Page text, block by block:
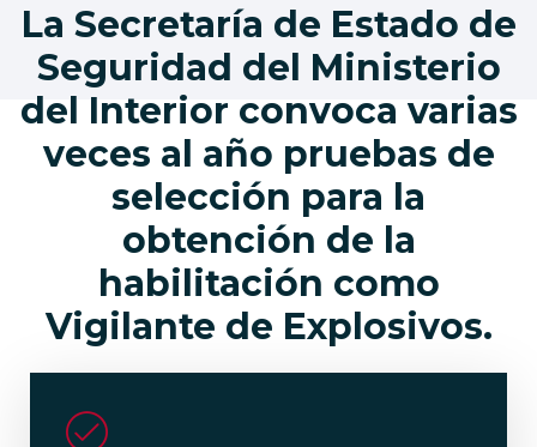
La Secretaría de Estado de
Seguridad del Ministerio
del Interior convoca varias
veces al año pruebas de
selección para la
obtención de la
habilitación como
Vigilante de Explosivos.